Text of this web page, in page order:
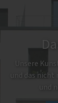
Unsere
und das
und